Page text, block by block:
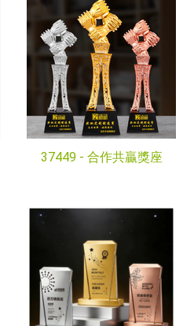
37449 - 合作共贏獎座